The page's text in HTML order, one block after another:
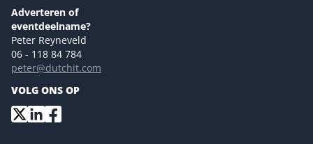
Versturen
Adverteren of
eventdeelname?
Peter Reyneveld
06 - 118 84 784
peter@dutchit.com
VOLG ONS OP